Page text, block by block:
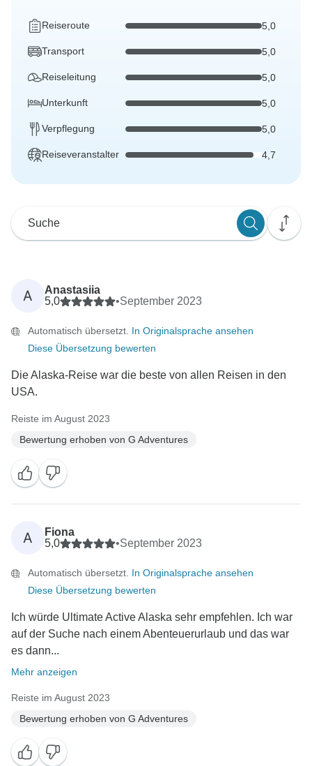
Reiseroute 5,0
Transport 5,0
Reiseleitung 5,0
Unterkunft 5,0
Verpflegung 5,0
Reiseveranstalter 4,7
A
Anastasiia
5,0
•September 2023
Automatisch übersetzt. In Originalsprache ansehen
Diese Übersetzung bewerten
Die Alaska-Reise war die beste von allen Reisen in den
USA.
Reiste im August 2023
Bewertung erhoben von G Adventures
A
Fiona
5,0
•September 2023
Automatisch übersetzt. In Originalsprache ansehen
Diese Übersetzung bewerten
Ich würde Ultimate Active Alaska sehr empfehlen. Ich war
auf der Suche nach einem Abenteuerurlaub und das war
es dann...
Mehr anzeigen
Reiste im August 2023
Bewertung erhoben von G Adventures